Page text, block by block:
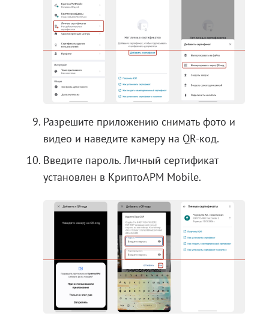
Разрешите приложению снимать фото и
видео и наведите камеру на QR-код.
Введите пароль. Личный сертификат
установлен в КриптоАРМ Mobile.